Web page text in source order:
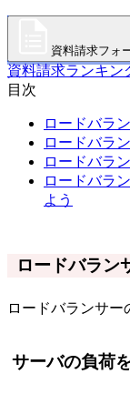
資料請求フォ
資料請求ランキン
目次
ロードバラ
ロードバラ
ロードバラ
ロードバラ
よう
ロードバラン
ロードバランサー
サーバの負荷